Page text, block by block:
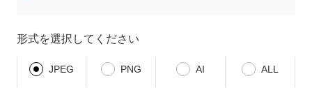
形式を選択してください
JPEG PNG AI ALL